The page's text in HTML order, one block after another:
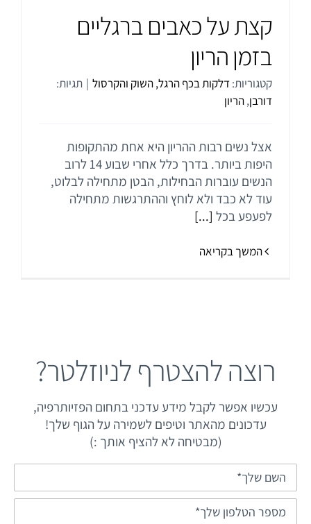
קצת על כאבים ברגליים
בזמן הריון
קטגוריות:דלקות בכף הרגל, השוק והקרסול | תגיות:
דורבן,הריון
אצל נשים רבות ההריון היא אחת מהתקופות
היפות ביותר. בדרך כלל אחרי שבוע 14 לרוב
הנשים עוברות הבחילות, הבטן מתחילה לבלוט,
עוד לא כבד ולא לוחץ וההתרגשות מתחילה
לפעפע בכל [...]
המשך בקריאה
רוצה להצטרף לניוזלטר?
עכשיו אפשר לקבל מידע עדכני בתחום הפזיותרפיה,
עדכונים מהאתר וטיפים לשמירה על הגוף שלך!
(מבטיחה לא להציף אותך :)